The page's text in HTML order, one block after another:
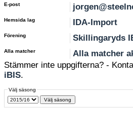
E-post
Hemsida lag IDA-Import
Förening Skillingaryds
Alla matcher
Alla matcher
Stämmer inte uppgifterna? -
iBIS.
Välj säsong